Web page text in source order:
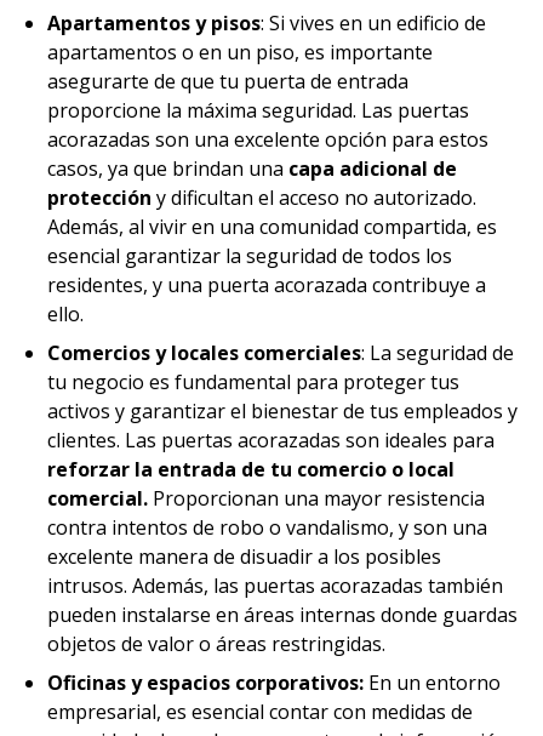
Apartamentos y pisos: Si vives en un edificio de
apartamentos o en un piso, es importante
asegurarte de que tu puerta de entrada
proporcione la máxima seguridad. Las puertas
acorazadas son una excelente opción para estos
casos, ya que brindan una capa adicional de
protección y dificultan el acceso no autorizado.
Además, al vivir en una comunidad compartida, es
esencial garantizar la seguridad de todos los
residentes, y una puerta acorazada contribuye a
ello.
Comercios y locales comerciales: La seguridad de
tu negocio es fundamental para proteger tus
activos y garantizar el bienestar de tus empleados y
clientes. Las puertas acorazadas son ideales para
reforzar la entrada de tu comercio o local
comercial.Proporcionan una mayor resistencia
contra intentos de robo o vandalismo, y son una
excelente manera de disuadir a los posibles
intrusos. Además, las puertas acorazadas también
pueden instalarse en áreas internas donde guardas
objetos de valor o áreas restringidas.
Oficinas y espacios corporativos: En un entorno
empresarial, es esencial contar con medidas de